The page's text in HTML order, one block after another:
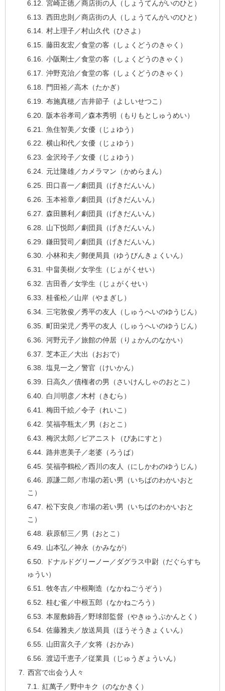
宮崎正徳／商店街の人（しょうてんがいのひと）
西田忠則／商店街の人（しょうてんがいのひと）
村上理子／村山久代（ひさよ）
藤田友宏／食堂の客（しょくどうのきゃく）
小阪剛士／食堂の客（しょくどうのきゃく）
沖野克治／食堂の客（しょくどうのきゃく）
門田裕／高木（たかぎ）
布施真穂／吉井節子（よしいせつこ）
阪本谷孝司／森本秀明（もりもとしゅうめい）
魚住智美／女優（じょゆう）
横山和代／女優（じょゆう）
金沢玲子／女優（じょゆう）
元辻隆雄／カメラマン（かめらまん）
田口喜一／劇団員（げきだんいん）
玉本裕章／劇団員（げきだんいん）
森田勝利／劇団員（げきだんいん）
山下悦郎／劇団員（げきだんいん）
鎌田賢司／劇団員（げきだんいん）
小林和夫／郵便局員（ゆうびんきょくいん）
中畠美樹／女学生（じょがくせい）
吉田香／女学生（じょがくせい）
桂雀松／山岸（やまぎし）
三宅敦俊／秀平の友人（しゅうへいのゆうじん）
町田栄児／秀平の友人（しゅうへいのゆうじん）
河野元子／旅館の仲居（りょかんのなかい）
芝本正／大出（おおで）
塩見一之／警官（けいかん）
日高久／債権者の男（さいけんしゃのおとこ）
白川明彦／木村（きむら）
梅田千絵／令子（れいこ）
笑福亭瓶太／男（おとこ）
梅沢太郎／ピアニスト（ぴあにすと）
路井恵美子／老婆（ろうば）
笑福亭鶴松／西川の友人（にしかわのゆうじん）
原謙二郎／市場の若い男（いちばのわかいおと
こ）
松下安良／市場の若い男（いちばのわかいおと
こ）
萩原郁三／男（おとこ）
山本弘／神永（かみなが）
ドナルドグリーノー／ダグラス中尉（だぐらすち
ゅうい）
牧冬吉／中根剛造（なかねごうぞう）
桂む雀／中根五郎（なかねごろう）
本屋敷錦吾／野球部監督（やきゅうぶかんとく）
佐藤雅夫／放送局員（ほうそうきょくいん）
山田富久子／女将（おかみ）
渡辺千恵子／従業員（じゅうぎょういん）
西宮で出会う人々
紅萬子／野中キク（のなかきく）